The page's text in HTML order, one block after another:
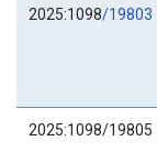
2025:1098/19803
2025:1098/19805